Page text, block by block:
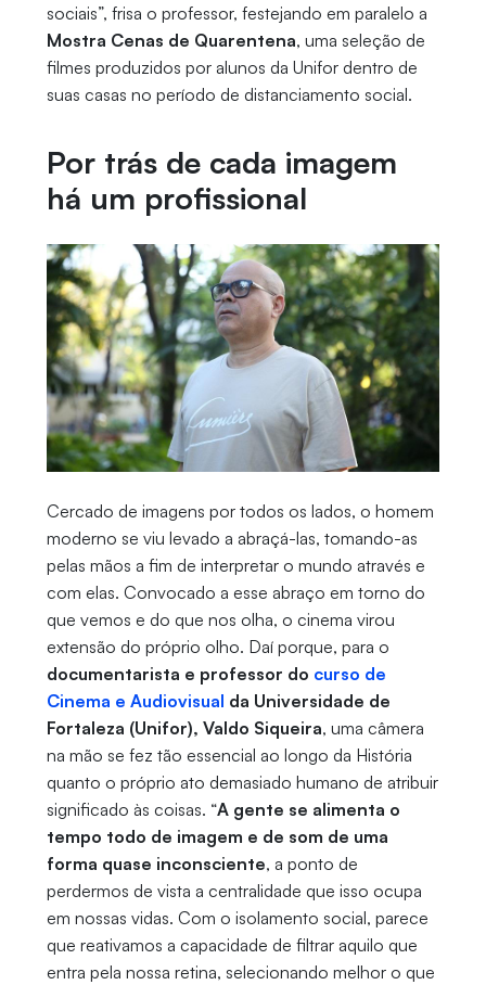
sociais”, frisa o professor, festejando em paralelo a
Mostra Cenas de Quarentena, uma seleção de
filmes produzidos por alunos da Unifor dentro de
suas casas no período de distanciamento social.
Por trás de cada imagem
há um profissional
Cercado de imagens por todos os lados, o homem
moderno se viu levado a abraçá-las, tomando-as
pelas mãos a fim de interpretar o mundo através e
com elas. Convocado a esse abraço em torno do
que vemos e do que nos olha, o cinema virou
extensão do próprio olho. Daí porque, para o
documentarista e professor do curso de
Cinema e Audiovisual da Universidade de
Fortaleza (Unifor), Valdo Siqueira, uma câmera
na mão se fez tão essencial ao longo da História
quanto o próprio ato demasiado humano de atribuir
significado às coisas. “A gente se alimenta o
tempo todo de imagem e de som de uma
forma quase inconsciente, a ponto de
perdermos de vista a centralidade que isso ocupa
em nossas vidas. Com o isolamento social, parece
que reativamos a capacidade de filtrar aquilo que
entra pela nossa retina, selecionando melhor o que